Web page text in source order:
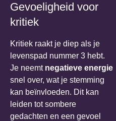
Gevoeligheid voor
kritiek
Kritiek raakt je diep als je
levenspad nummer 3 hebt.
Je neemt negatieve energie
snel over, wat je stemming
kan beïnvloeden. Dit kan
leiden tot sombere
gedachten en een gevoel